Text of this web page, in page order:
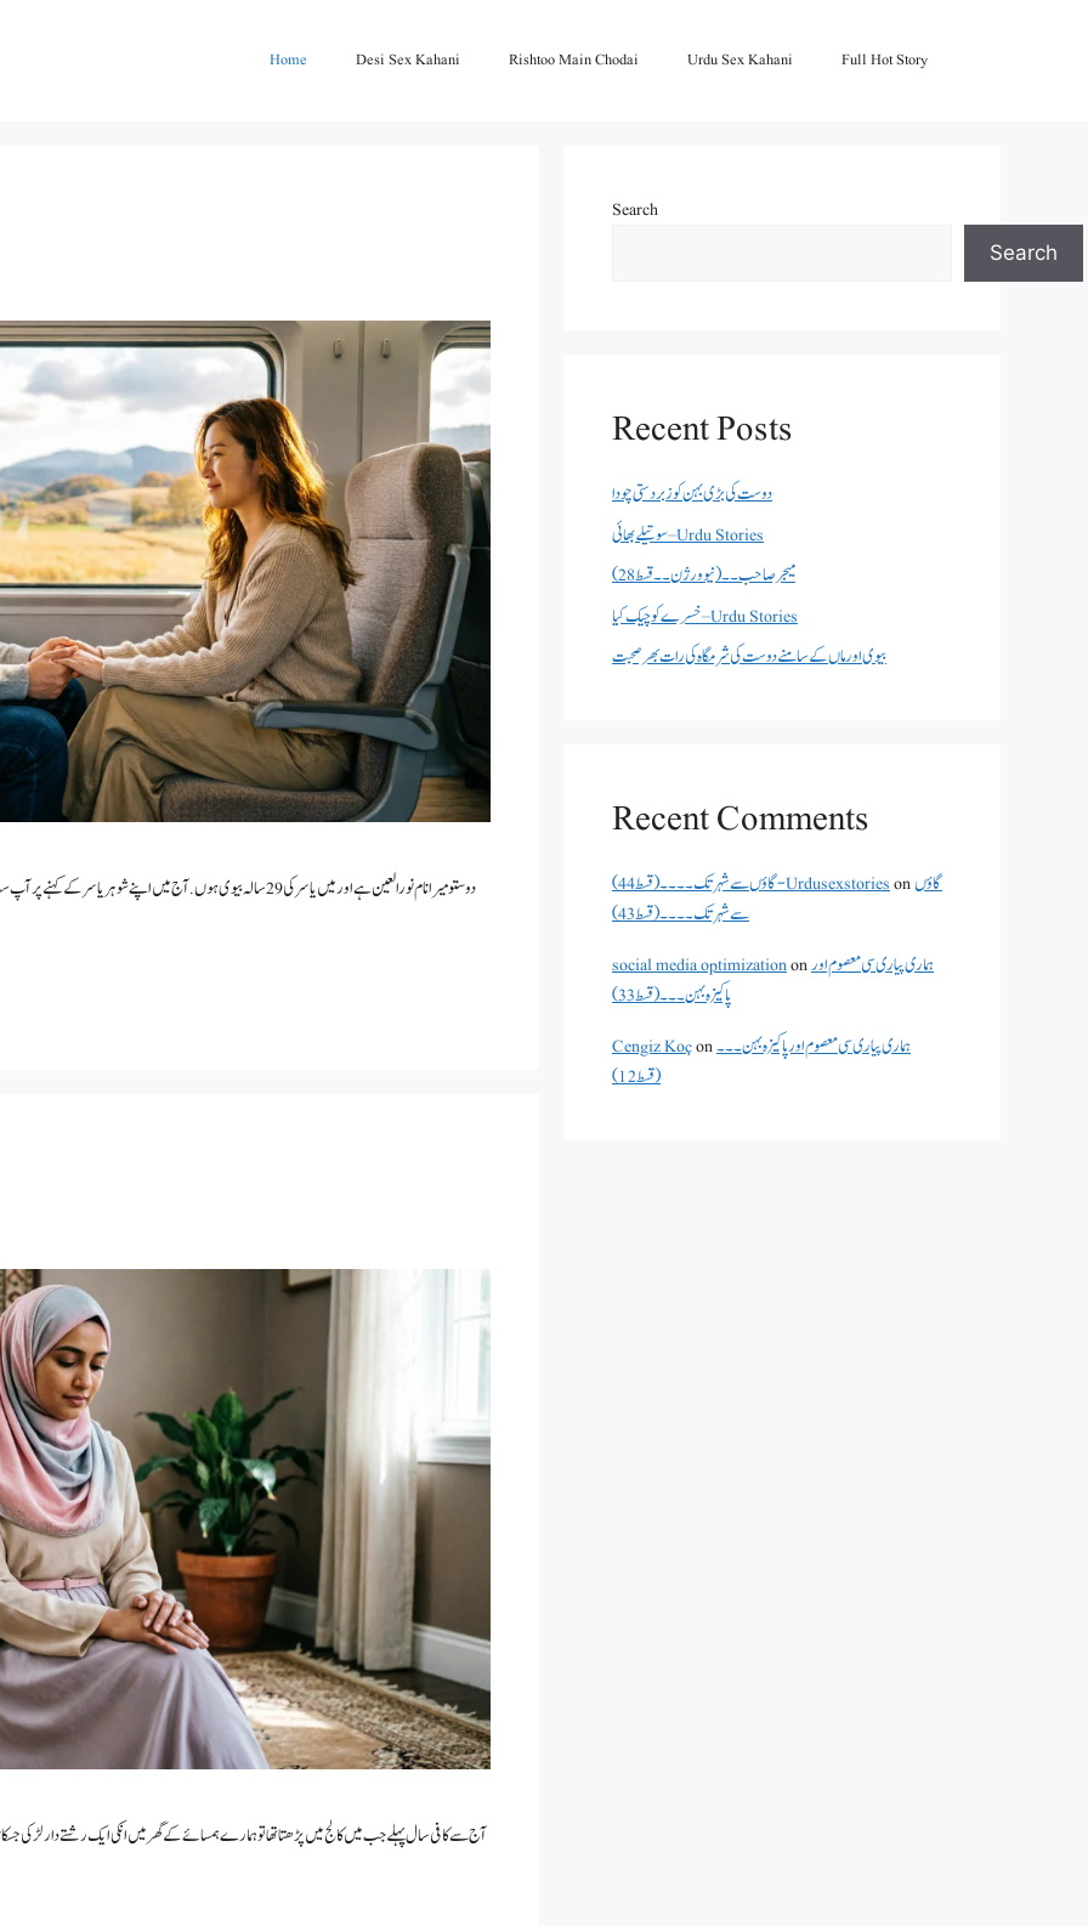
Home Desi Sex Kahani Rishtoo Main Chodai Urdu Sex Kahani Full Hot Story
Search
Search
Recent Posts
دوست کی بڑی بہن کو زبردستی چودا
سوتیلے بھائی – Urdu Stories
میجر صاحب۔۔( نیو ورژن ۔۔قسط 28)
خسرے کو چیک کیا – Urdu Stories
بیوی اور ماں کے سامنے دوست کی شرمگاہ کی رات بھر صحبت
Recent Comments
گاؤں سے شہر تک۔۔۔۔(قسط 44) - Urdusexstoriesonگاؤں
سے شہر تک۔۔۔۔(قسط 43)
social media optimizationonہماری پیاری سی معصوم اور
پاکیزہ بہن۔۔۔(قسط33)
Cengiz Koçonہماری پیاری سی معصوم اور پاکیزہ بہن۔۔۔
(قسط12)